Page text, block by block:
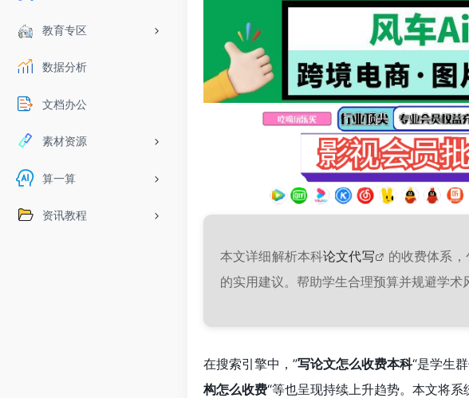
教育专区
数据分析
文档办公
素材资源
算一算
资讯教程
本文详细解析本科论文代写
的收费体系
的实用建议。帮助学生合理预算并规避学术
在搜索引擎中，”写论文怎么收费本科“是学生
构怎么收费“等也呈现持续上升趋势。本文将系